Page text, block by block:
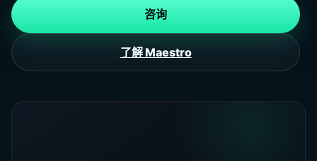
咨询
了解 Maestro